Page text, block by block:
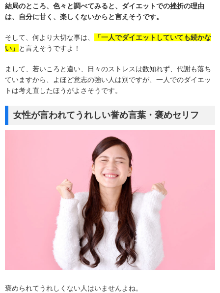
結局のところ、色々と調べてみると、ダイエットでの挫折の理由
は、自分に甘く、楽しくないからと言えそうです。
そして、何より大切な事は、
「一人でダイエットしていても続かな
い」 と言えそうですよ！
まして、若いころと違い、日々のストレスは数知れず、代謝も落ち
ていますから、よほど意志の強い人は別ですが、一人でのダイエッ
トは考え直したほうがよさそうです。
女性が言われてうれしい誉め言葉・褒めセリフ
褒められてうれしくない人はいませんよね。